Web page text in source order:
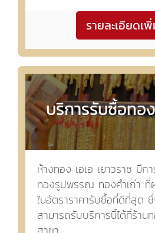
รายละเอียดเ
บริการรับซื้อท
ห้างทอง เอเอ เยาวราช มีก
ทองรูปพรรณ ทองคำเก่า ที่
ในอัตราราคารับซื้อที่ดีที่สุด
สามารถรับบริการนี้ได้ที่ร้าน